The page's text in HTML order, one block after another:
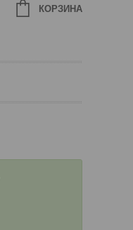
КОРЗИНА